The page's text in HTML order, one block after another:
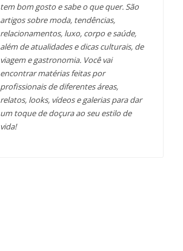
tem bom gosto e sabe o que quer. São
artigos sobre moda, tendências,
relacionamentos, luxo, corpo e saúde,
além de atualidades e dicas culturais, de
viagem e gastronomia. Você vai
encontrar matérias feitas por
profissionais de diferentes áreas,
relatos, looks, vídeos e galerias para dar
um toque de doçura ao seu estilo de
vida!